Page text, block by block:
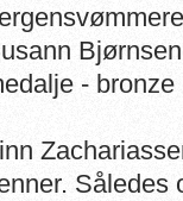
- bronze
Således